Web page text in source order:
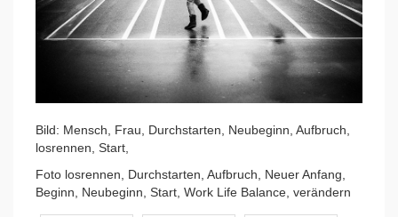
Bild: Mensch, Frau, Durchstarten, Neubeginn, Aufbruch,
losrennen, Start,
Foto losrennen, Durchstarten, Aufbruch, Neuer Anfang,
Beginn, Neubeginn, Start, Work Life Balance, verändern